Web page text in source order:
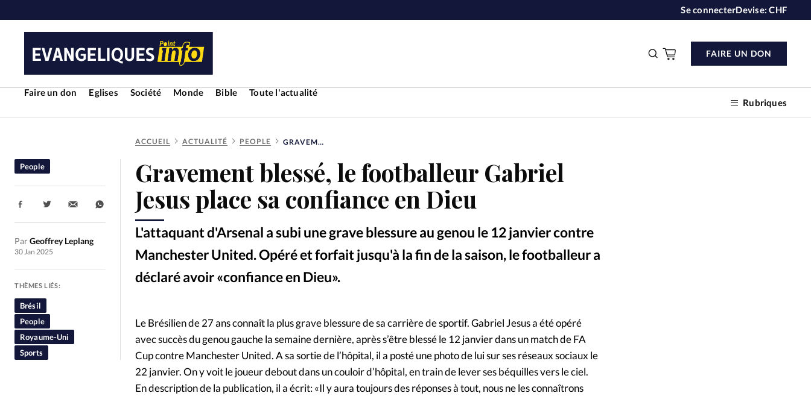
Se connecterDevise:CHF
Faire un don Eglises Société Monde Bible
Toute l'actualité
Rubriques
FAIRE UN DON
RUBRIQUES
Toute l'actualité Bible
Culture
Economie
Eglises
Liberté religieuse
Mission
Monde
People
Faire un don
La rédaction
Changement d'adresse
Nous contacter
ACCUEIL ACTUALITÉ PEOPLE GRAVEMENT BLESSÉ, LE FOOTBALLEUR GABRIEL JESUS PLACE SA CONFIANCE EN DIEU
Gravement blessé, le footballeur Gabriel
Jesus place sa confiance en Dieu
L'attaquant d'Arsenal a subi une grave blessure au genou le 12 janvier contre
Manchester United. Opéré et forfait jusqu'à la fin de la saison, le footballeur a
déclaré avoir «confiance en Dieu».
People
ParGeoffrey Leplang
30 Jan 2025
Partager:
THÈMES LIÉS:
Brésil
People
Royaume-Uni
Sports
Le Brésilien de 27 ans connaît la plus grave blessure de sa carrière de sportif. Gabriel Jesus a été opéré
avec succès du genou gauche la semaine dernière, après s’être blessé le 12 janvier dans un match de FA
Cup contre Manchester United. A sa sortie de l’hôpital, il a posté une photo de lui sur ses réseaux sociaux le
22 janvier. On y voit le joueur debout dans un couloir d’hôpital, en train de lever ses béquilles vers le ciel.
En description de la publication, il a écrit: «Il y aura toujours des réponses à tout, nous ne les connaîtrons